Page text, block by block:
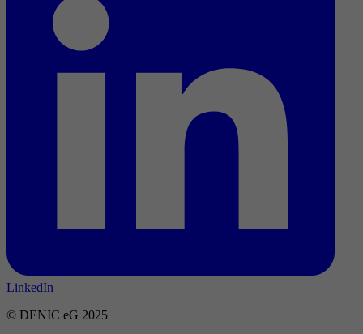
LinkedIn
© DENIC eG 2025